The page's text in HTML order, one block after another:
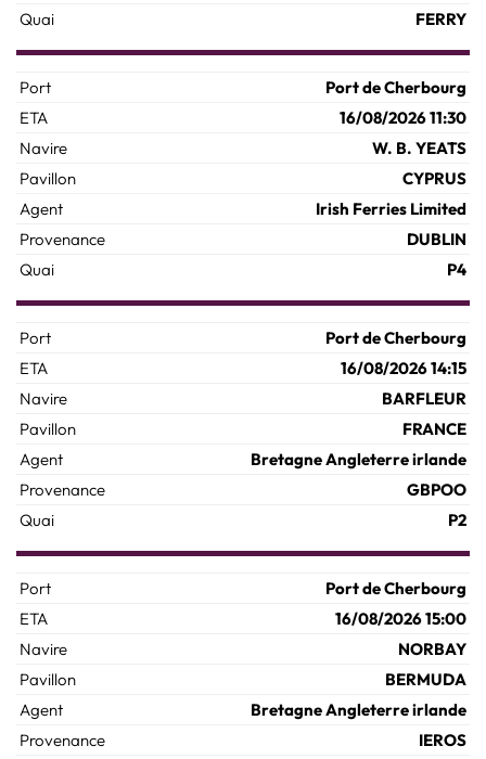
FERRY
Port de Cherbourg
16/08/2026 11:30
W. B. YEATS
CYPRUS
Irish Ferries Limited
DUBLIN
P4
Port de Cherbourg
16/08/2026 14:15
BARFLEUR
FRANCE
Bretagne Angleterre irlande
GBPOO
P2
Port de Cherbourg
16/08/2026 15:00
NORBAY
BERMUDA
Bretagne Angleterre irlande
IEROS